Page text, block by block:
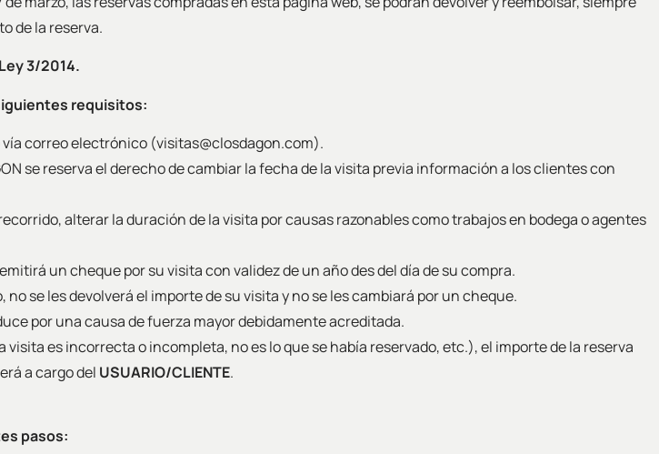
de la reserva.
3/2014.
requisitos:
correo electrónico (visitas@closdagon.com).
se reserva el derecho de cambiar la fecha de la visita previa información a los clientes con
alterar la duración de la visita por causas razonables como trabajos en bodega o agentes
un cheque por su visita con validez de un año des del día de su compra.
se les devolverá el importe de su visita y no se les cambiará por un cheque.
por una causa de fuerza mayor debidamente acreditada.
es incorrecta o incompleta, no es lo que se había reservado, etc.), el importe de la reserva
a cargo del USUARIO/CLIENTE.
pasos: